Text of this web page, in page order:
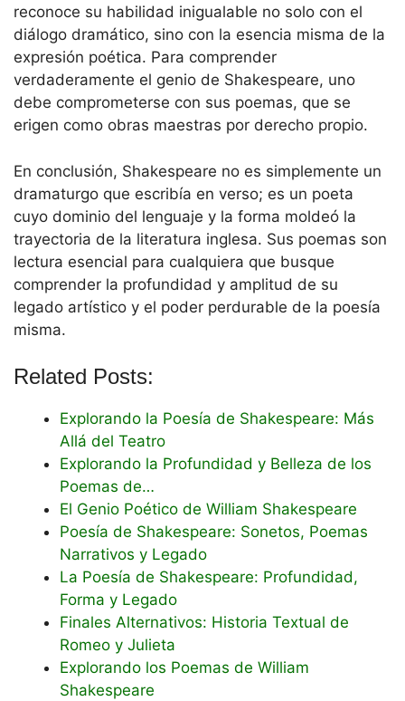
reconoce su habilidad inigualable no solo con el
diálogo dramático, sino con la esencia misma de la
expresión poética. Para comprender
verdaderamente el genio de Shakespeare, uno
debe comprometerse con sus poemas, que se
erigen como obras maestras por derecho propio.
En conclusión, Shakespeare no es simplemente un
dramaturgo que escribía en verso; es un poeta
cuyo dominio del lenguaje y la forma moldeó la
trayectoria de la literatura inglesa. Sus poemas son
lectura esencial para cualquiera que busque
comprender la profundidad y amplitud de su
legado artístico y el poder perdurable de la poesía
misma.
Related Posts:
Explorando la Poesía de Shakespeare: Más
Allá del Teatro
Explorando la Profundidad y Belleza de los
Poemas de…
El Genio Poético de William Shakespeare
Poesía de Shakespeare: Sonetos, Poemas
Narrativos y Legado
La Poesía de Shakespeare: Profundidad,
Forma y Legado
Finales Alternativos: Historia Textual de
Romeo y Julieta
Explorando los Poemas de William
Shakespeare